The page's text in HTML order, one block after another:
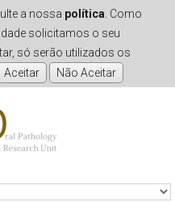
a nossa política . Como
solicitamos o seu
só serão utilizados os